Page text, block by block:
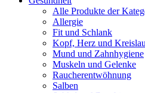
Alle Produkte der
Allergie
Fit und Schlank
Kopf, Herz und
Mund und Zahnhygiene
Muskeln und Gelenke
Raucherentwöhnung
Salben